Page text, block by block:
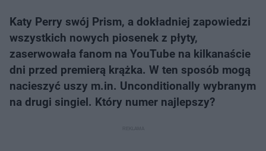
Katy Perry swój Prism, a dokładniej zapowiedzi
wszystkich nowych piosenek z płyty,
zaserwowała fanom na YouTube na kilkanaście
dni przed premierą krążka. W ten sposób mogą
nacieszyć uszy m.in. Unconditionally wybranym
na drugi singiel. Który numer najlepszy?